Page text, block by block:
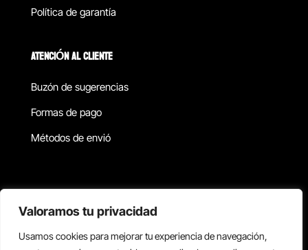
Valoramos tu privacidad
Usamos cookies para mejorar tu experiencia de navegación,
Política de garantía
ATENCIÓN AL CLIENTE
Buzón de sugerencias
Formas de pago
Métodos de envió
Copyright © 2026 Reisix. Todos los derechos reservados.